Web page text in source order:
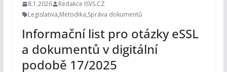
8.1.2026
Redakce ISVS.CZ
Legislativa,Metodika,Správa dokumentů
Informační list pro otázky eSSL
a dokumentů v digitální
podobě 17/2025